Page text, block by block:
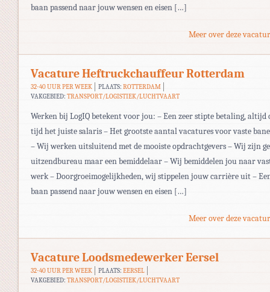
baan passend naar jouw wensen en eisen […]
Meer over deze
Vacature Heftruckchauffeur Rotterdam
32-40 UUR PER WEEK PLAATS: ROTTERDAM
VAKGEBIED: TRANSPORT/LOGISTIEK/LUCHTVAART
Werken bij LogIQ betekent voor jou: – Een zeer stipte betaling, altijd
tijd het juiste salaris – Het grootste aantal vacatures voor vaste
– Wij werken uitsluitend met de mooiste opdrachtgevers – Wij zijn
uitzendbureau maar een bemiddelaar – Wij bemiddelen jou naar
werk – Doorgroeimogelijkheden, wij stippelen jouw carrière uit –
baan passend naar jouw wensen en eisen […]
Meer over deze
Vacature Loodsmedewerker Eersel
32-40 UUR PER WEEK PLAATS: EERSEL
VAKGEBIED: TRANSPORT/LOGISTIEK/LUCHTVAART